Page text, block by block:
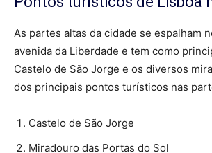
As partes altas da cidade se espalham
avenida da Liberdade e tem como
Castelo de São Jorge e os diversos
dos principais pontos turísticos nas
Castelo de São Jorge
Miradouro das Portas do Sol